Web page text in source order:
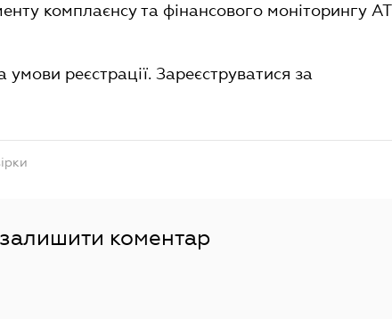
комплаєнсу та фінансового моніторингу АТ
реєстрації. Зареєструватися за
коментар